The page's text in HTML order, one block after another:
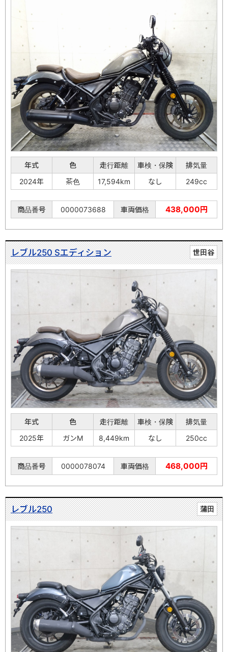
年式 色 走行距離 車検・保険
排気量
2024年
茶色 17,594km なし 249cc
商品番号 0000073688 車両価格 438,000円
世田谷
レブル250 Sエディション
年式 色 走行距離 車検・保険
排気量
2025年
ガンM 8,449km なし 250cc
商品番号 0000078074 車両価格 468,000円
蒲田
レブル250